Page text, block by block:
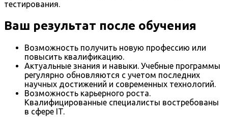
тестирования.
Ваш результат после обучения
Возможность получить новую профессию или
повысить квалификацию.
Актуальные знания и навыки. Учебные программы
регулярно обновляются с учетом последних
научных достижений и современных технологий.
Возможность карьерного роста.
Квалифицированные специалисты востребованы
в сфере IT.